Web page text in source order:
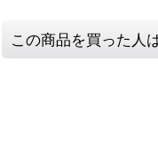
この商品を買った人